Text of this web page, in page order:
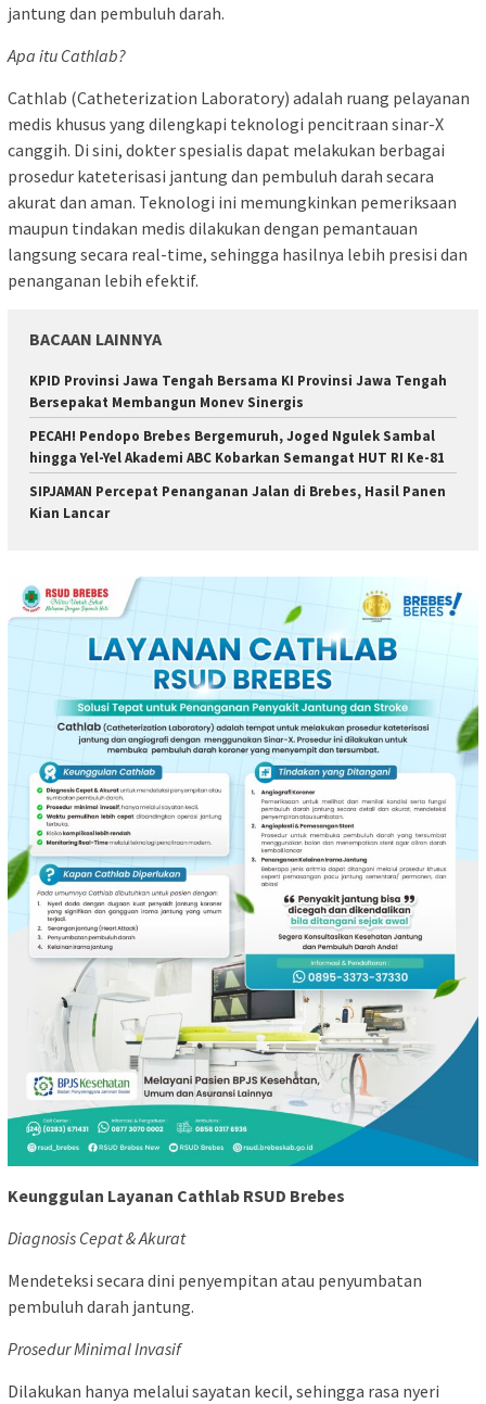
jantung dan pembuluh darah.
Apa itu Cathlab?
Cathlab (Catheterization Laboratory) adalah ruang pelayanan
medis khusus yang dilengkapi teknologi pencitraan sinar-X
canggih. Di sini, dokter spesialis dapat melakukan berbagai
prosedur kateterisasi jantung dan pembuluh darah secara
akurat dan aman. Teknologi ini memungkinkan pemeriksaan
maupun tindakan medis dilakukan dengan pemantauan
langsung secara real-time, sehingga hasilnya lebih presisi dan
penanganan lebih efektif.
BACAAN LAINNYA
KPID Provinsi Jawa Tengah Bersama KI Provinsi Jawa Tengah
Bersepakat Membangun Monev Sinergis
PECAH! Pendopo Brebes Bergemuruh, Joged Ngulek Sambal
hingga Yel-Yel Akademi ABC Kobarkan Semangat HUT RI Ke-81
SIPJAMAN Percepat Penanganan Jalan di Brebes, Hasil Panen
Kian Lancar
Keunggulan Layanan Cathlab RSUD Brebes
Diagnosis Cepat & Akurat
Mendeteksi secara dini penyempitan atau penyumbatan
pembuluh darah jantung.
Prosedur Minimal Invasif
Dilakukan hanya melalui sayatan kecil, sehingga rasa nyeri